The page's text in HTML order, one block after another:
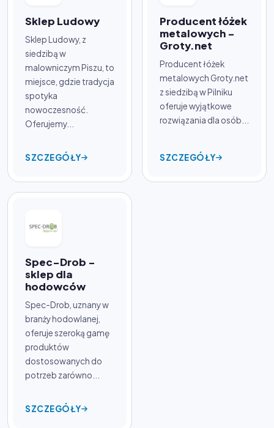
Sklep Ludowy
Sklep Ludowy, z
siedzibą w
malowniczym Piszu, to
miejsce, gdzie tradycja
spotyka
nowoczesność.
Oferujemy...
SZCZEGÓŁY
Producent łóżek
metalowych -
Groty.net
Producent łóżek
metalowych Groty.net
z siedzibą w Pilniku
oferuje wyjątkowe
rozwiązania dla osób...
SZCZEGÓŁY
Spec-Drob -
sklep dla
hodowców
Spec-Drob, uznany w
branży hodowlanej,
oferuje szeroką gamę
produktów
dostosowanych do
potrzeb zarówno...
SZCZEGÓŁY